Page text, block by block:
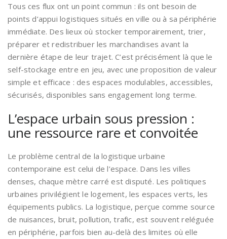
Tous ces flux ont un point commun : ils ont besoin de
points d’appui logistiques situés en ville ou à sa périphérie
immédiate. Des lieux où stocker temporairement, trier,
préparer et redistribuer les marchandises avant la
dernière étape de leur trajet. C’est précisément là que le
self-stockage entre en jeu, avec une proposition de valeur
simple et efficace : des espaces modulables, accessibles,
sécurisés, disponibles sans engagement long terme.
L’espace urbain sous pression :
une ressource rare et convoitée
Le problème central de la logistique urbaine
contemporaine est celui de l’espace. Dans les villes
denses, chaque mètre carré est disputé. Les politiques
urbaines privilégient le logement, les espaces verts, les
équipements publics. La logistique, perçue comme source
de nuisances, bruit, pollution, trafic, est souvent reléguée
en périphérie, parfois bien au-delà des limites où elle